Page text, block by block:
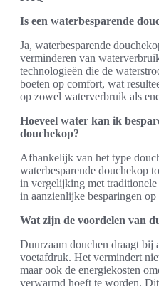
Is een waterbesparende
Ja, waterbesparende
verminderen van
technologieën die de
boeten op comfort, wat
op zowel waterverbruik als
Hoeveel water kan ik
douchekop?
Afhankelijk van het type
waterbesparende douchekop
in vergelijking met
in aanzienlijke besparingen
Wat zijn de voordelen van
Duurzaam douchen draagt bij
voetafdruk. Het vermindert
maar ook de energiekosten
verwarmd hoeft te worden.